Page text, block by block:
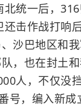
统一后，
还击作战打响
沙巴地区和
，也在封土
人，不仅没
号，编入新成